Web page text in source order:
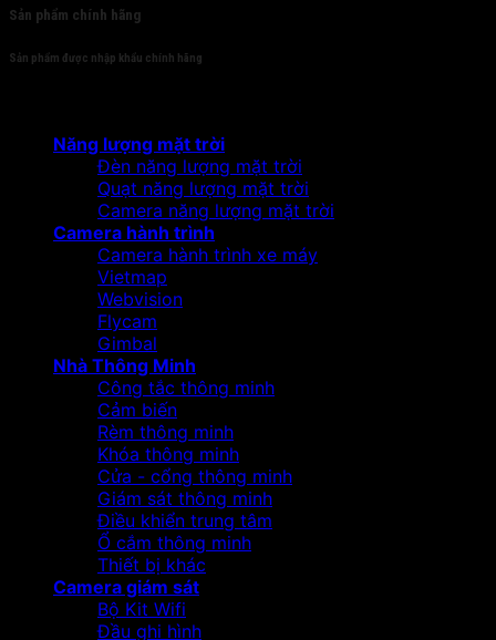
Sản phẩm chính hãng
Sản phẩm được nhập khẩu chính hãng
Năng lượng mặt trời
Đèn năng lượng mặt trời
Quạt năng lượng mặt trời
Camera năng lượng mặt trời
Camera hành trình
Camera hành trình xe máy
Vietmap
Webvision
Flycam
Gimbal
Nhà Thông Minh
Công tắc thông minh
Cảm biến
Rèm thông minh
Khóa thông minh
Cửa - cổng thông minh
Giám sát thông minh
Điều khiển trung tâm
Ổ cắm thông minh
Thiết bị khác
Camera giám sát
Bộ Kit Wifi
Đầu ghi hình